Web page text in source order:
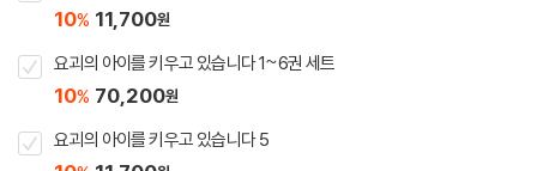
10% 11,700원
요괴의 아이를 키우고 있습니다 1~6권 세트
10% 70,200원
요괴의 아이를 키우고 있습니다 5